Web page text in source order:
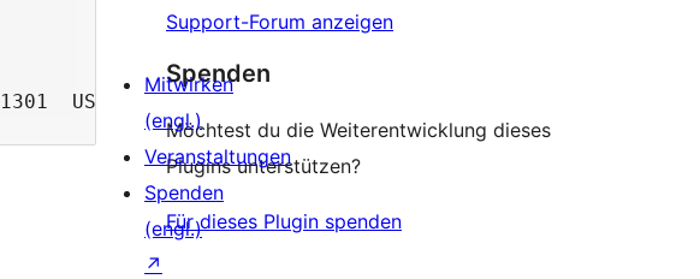
Support-Forum anzeigen
Spenden
Möchtest du die Weiterentwicklung dieses
Plugins unterstützen?
Für dieses Plugin spenden
Mitwirken
(engl.)
Veranstaltungen
Spenden
(engl.)
↗